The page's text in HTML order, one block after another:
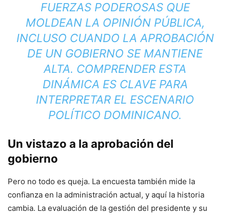
FUERZAS PODEROSAS QUE
MOLDEAN LA OPINIÓN PÚBLICA,
INCLUSO CUANDO LA APROBACIÓN
DE UN GOBIERNO SE MANTIENE
ALTA. COMPRENDER ESTA
DINÁMICA ES CLAVE PARA
INTERPRETAR EL ESCENARIO
POLÍTICO DOMINICANO.
Un vistazo a la aprobación del
gobierno
Pero no todo es queja. La encuesta también mide la
confianza en la administración actual, y aquí la historia
cambia. La evaluación de la gestión del presidente y su